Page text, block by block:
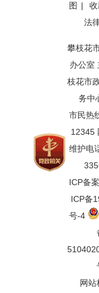
图 |
法
攀枝花
办公
枝花市
务中
市民热
12345
维护电
ICP备
ICP备
号-4
网站